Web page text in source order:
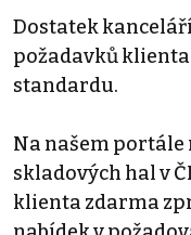
Dostatek
požadavků
standardu.
Na našem portále
skladových hal v
klienta zdarma